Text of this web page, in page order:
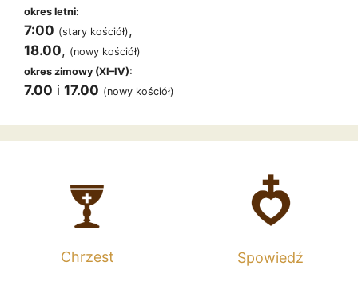
okres letni:
7:00 (stary kościół),
18.00, (nowy kościół)
okres zimowy (XI–IV):
7.00 i 17.00 (nowy kościół)
Chrzest Spowiedź